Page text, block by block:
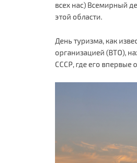
всех нас) Всемирный
этой области.
День туризма, как
организацией (ВТО),
СССР, где его впервые